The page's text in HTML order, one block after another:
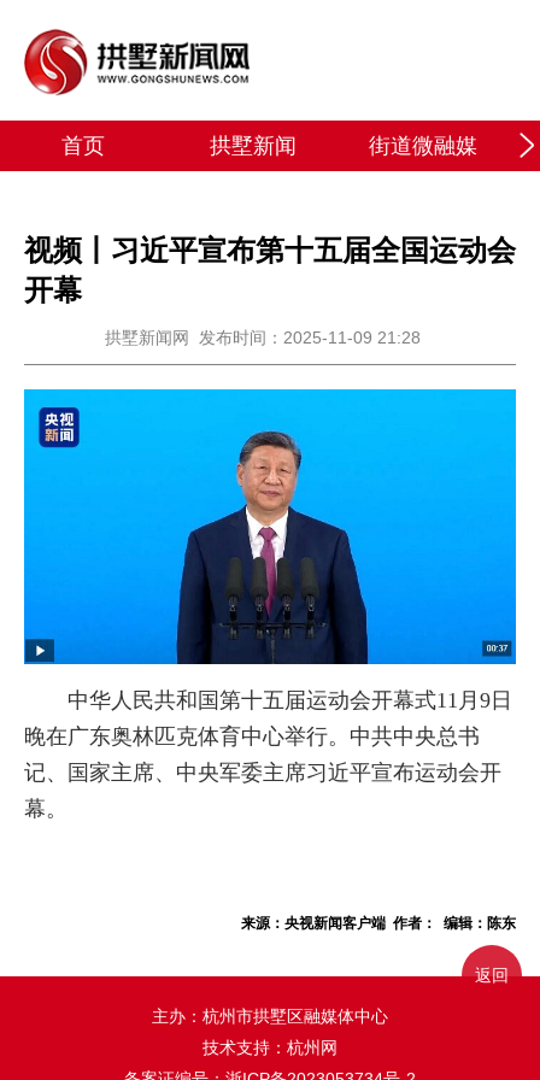
首页 拱墅新闻 街道微融媒
视频丨习近平宣布第十五届全国运动会
开幕
拱墅新闻网 发布时间：2025-11-09 21:28
中华人民共和国第十五届运动会开幕式11月9日
晚在广东奥林匹克体育中心举行。中共中央总书
记、国家主席、中央军委主席习近平宣布运动会开
幕。
来源：央视新闻客户端 作者： 编辑：陈东
主办：杭州市拱墅区融媒体中心
技术支持：杭州网
返回